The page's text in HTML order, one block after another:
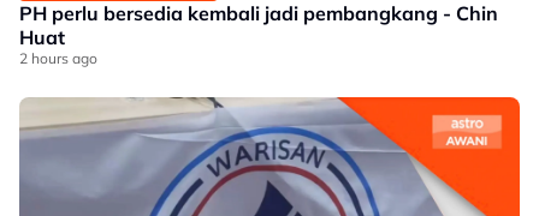
PH perlu bersedia kembali jadi pembangkang - Chin
Huat
2 hours ago